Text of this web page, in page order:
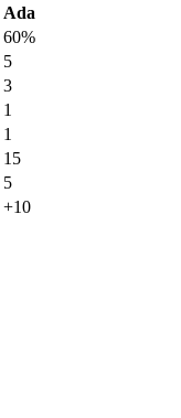
Ada
60%
5
3
1
1
15
5
+10